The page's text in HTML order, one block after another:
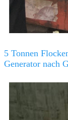
5 Tonnen
Generator nach